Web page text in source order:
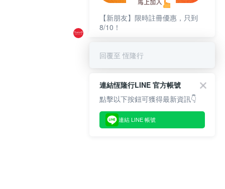
【新朋友】限時註冊優惠，只到
8/10！
回覆至 恆隆行
連結恆隆行LINE 官方帳號
點擊以下按鈕可獲得最新資訊👇
連結 LINE 帳號